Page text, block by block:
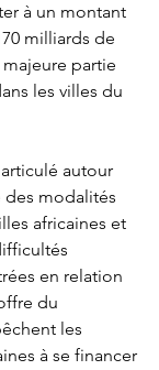
à un montant
milliards de
partie
les villes du
autour
des modalités
africaines et
en relation
du
les
à se financer